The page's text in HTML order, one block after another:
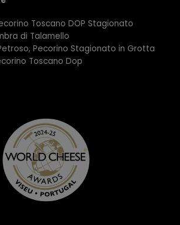
Toscano DOP Stagionato
di Talamello
Pecorino Stagionato in Grotta
Toscano Dop